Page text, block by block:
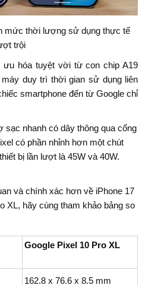
mức thời lượng sử dụng thực tế
trội
hóa tuyệt vời từ con chip A19
duy trì thời gian sử dụng liên
smartphone đến từ Google chỉ
sạc nhanh có dây thông qua cổng
có phần nhỉnh hơn một chút
bị lần lượt là 45W và 40W.
và chính xác hơn về iPhone 17
XL, hãy cùng tham khảo bảng so
Google Pixel 10 Pro XL
162.8 x 76.6 x 8.5 mm